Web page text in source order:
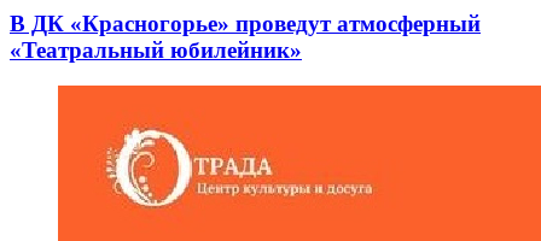
В ДК «Красногорье» проведут атмосферный
«Театральный юбилейник»